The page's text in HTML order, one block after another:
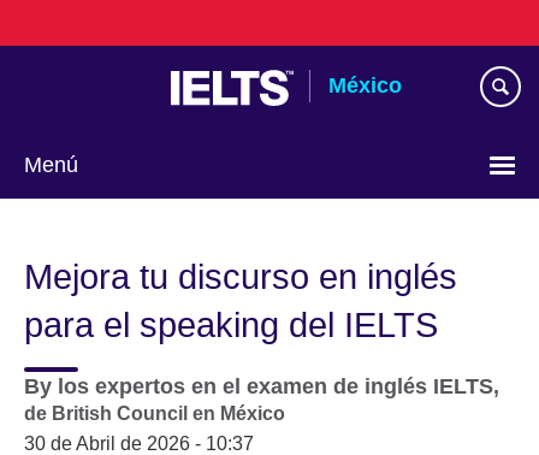
to
México
Menú
language
Mejora tu discurso en inglés
para el speaking del IELTS
By los expertos en el examen de inglés IELTS,
de British Council en México
30 de Abril de 2026 - 10:37